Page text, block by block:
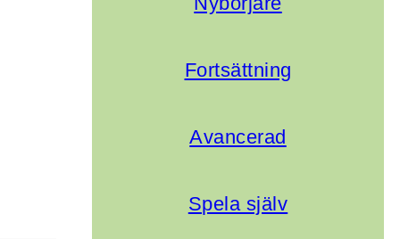
Fortsättning
Avancerad
Spela själv